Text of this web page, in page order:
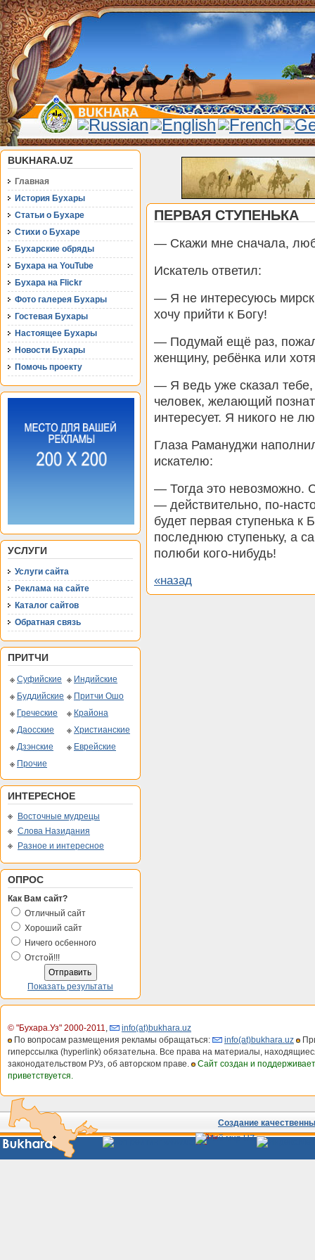
BUKHARA.UZ
Главная
История Бухары
Статьи о Бухаре
Стихи о Бухаре
Бухарские обряды
Бухара на YouTube
Бухара на Flickr
Фото галерея Бухары
Гостевая Бухары
Настоящее Бухары
Новости Бухары
Помочь проекту
УСЛУГИ
Услуги сайта
Реклама на сайте
Каталог сайтов
Обратная связь
ПРИТЧИ
Суфийские
Индийские
Буддийские
Притчи Ошо
Греческие
Крайона
Даосские
Христианские
Дзэнские
Еврейские
Прочие
ИНТЕРЕСНОЕ
Восточные мудрецы
Слова Назидания
Разное и интересное
ОПРОС
Как Вам сайт?
Отличный сайт
Хороший сайт
Ничего осбенного
Отстой!!!
Показать результаты
ПЕРВАЯ СТУПЕНЬКА
— Скажи мне сначала,
Искатель ответил:
— Я не интересуюсь
хочу прийти к Богу!
— Подумай ещё раз,
женщину, ребёнка или
— Я ведь уже сказал
человек, желающий
интересует. Я никого не
Глаза Рамануджи
искателю:
— Тогда это невозможно.
— действительно, по-
будет первая ступенька
последнюю ступеньку, а
полюби кого-нибудь!
«назад
© "Бухара.Уз" 2000-2011,
info(at)bukhara.uz
По вопросам размещения рекламы обращаться:
info(at)bukhara.uz
гиперссылка (hyperlink) обязательна. Все права на материалы,
законодательством РУз, об авторском праве.
Сайт создан и
приветствуется.
Создание
Сайты
Узбекистана